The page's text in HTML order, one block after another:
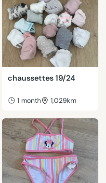
chaussettes 19/24
1 month 1,029km